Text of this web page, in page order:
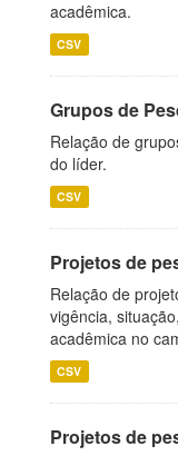
acadêmica.
CSV
Grupos de
Relação de
do líder.
CSV
Projetos de
Relação de
vigência,
acadêmica no
CSV
Projetos de